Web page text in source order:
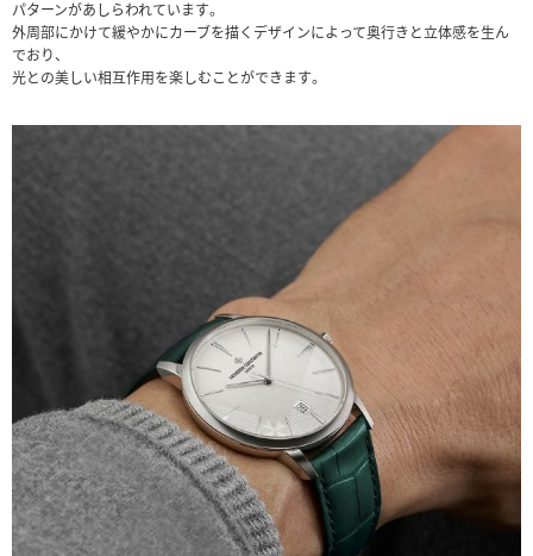
パターンがあしらわれています。
外周部にかけて緩やかにカーブを描くデザインによって奥行きと立体感を生ん
でおり、
光との美しい相互作用を楽しむことができます。